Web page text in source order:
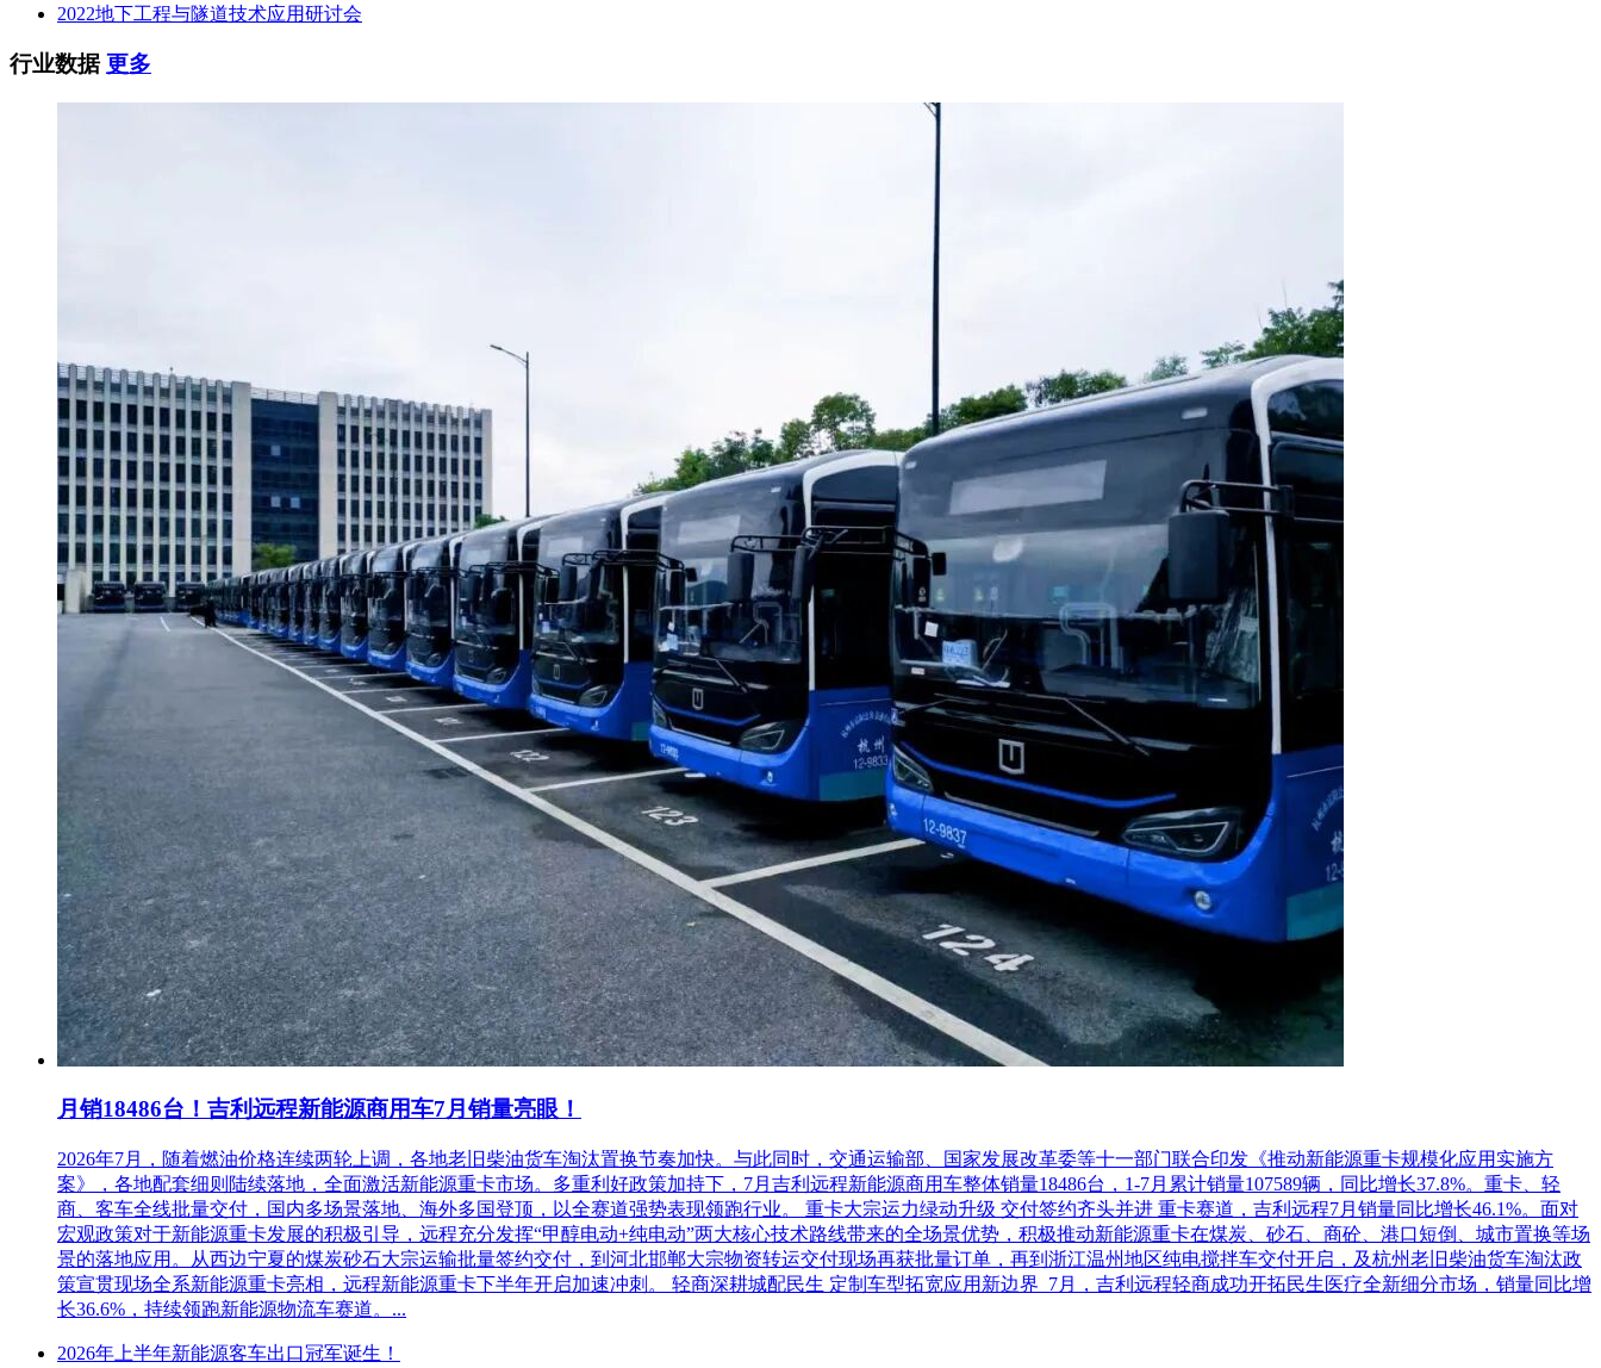
2022地下工程与隧道技术应用研讨会
行业数据更多
月销18486台！吉利远程新能源商用车7月销量亮眼！
2026年7月，随着燃油价格连续两轮上调，各地老旧柴油货车淘汰置换节奏加快。与此同时，交通运输部、国家发展改革委等十一部门联合印发《推动新能源重卡规模化应用实施方
案》，各地配套细则陆续落地，全面激活新能源重卡市场。多重利好政策加持下，7月吉利远程新能源商用车整体销量18486台，1-7月累计销量107589辆，同比增长37.8%。重卡、轻
商、客车全线批量交付，国内多场景落地、海外多国登顶，以全赛道强势表现领跑行业。 重卡大宗运力绿动升级 交付签约齐头并进 重卡赛道，吉利远程7月销量同比增长46.1%。面对
宏观政策对于新能源重卡发展的积极引导，远程充分发挥“甲醇电动+纯电动”两大核心技术路线带来的全场景优势，积极推动新能源重卡在煤炭、砂石、商砼、港口短倒、城市置换等场
景的落地应用。从西边宁夏的煤炭砂石大宗运输批量签约交付，到河北邯郸大宗物资转运交付现场再获批量订单，再到浙江温州地区纯电搅拌车交付开启，及杭州老旧柴油货车淘汰政
策宣贯现场全系新能源重卡亮相，远程新能源重卡下半年开启加速冲刺。 轻商深耕城配民生 定制车型拓宽应用新边界 7月，吉利远程轻商成功开拓民生医疗全新细分市场，销量同比增
长36.6%，持续领跑新能源物流车赛道。...
2026年上半年新能源客车出口冠军诞生！